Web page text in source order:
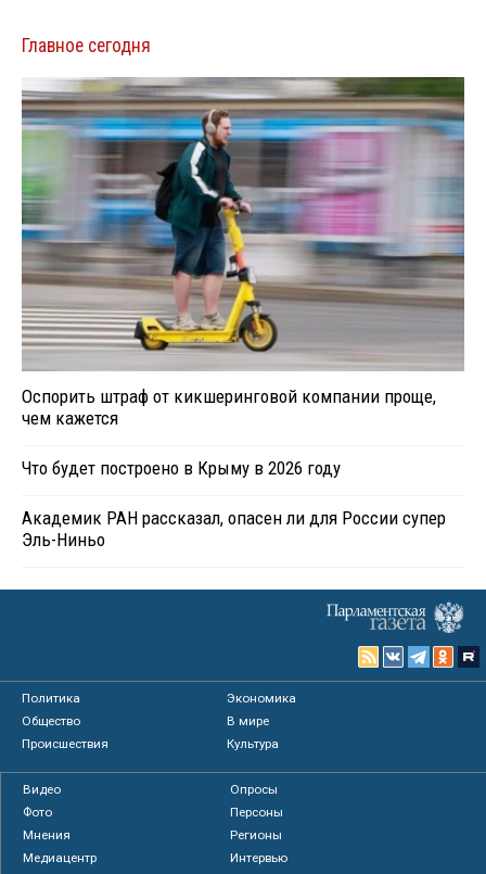
Главное сегодня
Оспорить штраф от кикшеринговой компании проще,
чем кажется
Что будет построено в Крыму в 2026 году
Академик РАН рассказал, опасен ли для России супер
Эль-Ниньо
Политика
Экономика
Общество
В мире
Происшествия
Культура
Видео
Опросы
Фото
Персоны
Мнения
Регионы
Медиацентр
Интервью